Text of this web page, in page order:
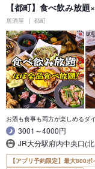
【都町】食べ飲み放
居酒屋 都町
お酒も食事も両方が楽しめるダ
3001～4000円
JR大分駅府内中央口(
【アプリ予約限定】最大800